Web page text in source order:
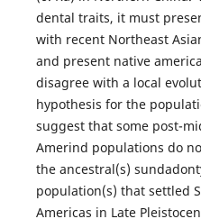
dental traits, it must
with recent Northeast
and present native
disagree with a local
hypothesis for the
suggest that some post-
Amerind populations do
the ancestral(s)
population(s) that settled
Americas in Late